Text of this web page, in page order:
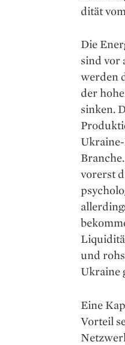
dität
Die
sind vor
werden
der
sinken.
vorerst
und
Ukraine
Eine
Vorteil